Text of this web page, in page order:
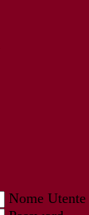
Nome Utente